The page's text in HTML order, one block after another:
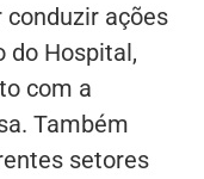
conduzir ações
do Hospital,
com a
Também
setores